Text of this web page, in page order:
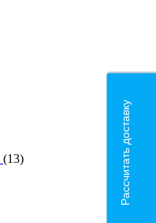
(13)
Рассчитать доставку